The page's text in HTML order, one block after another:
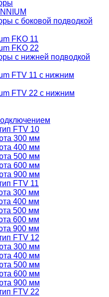
с боковой подводкой
FKO 11
FKO 22
с нижней подводкой
FTV 11 с нижним
FTV 22 с нижним
FTV 10
300 мм
400 мм
500 мм
600 мм
900 мм
FTV 11
300 мм
400 мм
500 мм
600 мм
900 мм
FTV 12
300 мм
400 мм
500 мм
600 мм
900 мм
FTV 22